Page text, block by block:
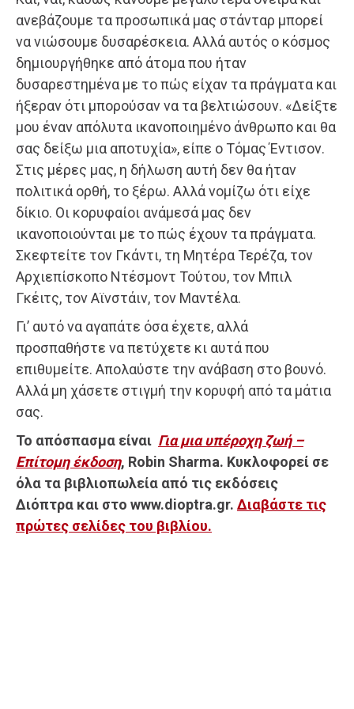
ανεβάζουμε τα προσωπικά μας στάνταρ μπορεί
να νιώσουμε δυσαρέσκεια. Αλλά αυτός ο κόσμος
δημιουργήθηκε από άτομα που ήταν
δυσαρεστημένα με το πώς είχαν τα πράγματα και
ήξεραν ότι μπορούσαν να τα βελτιώσουν. «Δείξτε
μου έναν απόλυτα ικανοποιημένο άνθρωπο και θα
σας δείξω μια αποτυχία», είπε ο Τόμας Έντισον.
Στις μέρες μας, η δήλωση αυτή δεν θα ήταν
πολιτικά ορθή, το ξέρω. Αλλά νομίζω ότι είχε
δίκιο. Οι κορυφαίοι ανάμεσά μας δεν
ικανοποιούνται με το πώς έχουν τα πράγματα.
Σκεφτείτε τον Γκάντι, τη Μητέρα Τερέζα, τον
Αρχιεπίσκοπο Ντέσμοντ Τούτου, τον Μπιλ
Γκέιτς, τον Αϊνστάιν, τον Μαντέλα.
Γι’ αυτό να αγαπάτε όσα έχετε, αλλά
προσπαθήστε να πετύχετε κι αυτά που
επιθυμείτε. Απολαύστε την ανάβαση στο βουνό.
Αλλά μη χάσετε στιγμή την κορυφή από τα μάτια
σας.
Το απόσπασμα είναι Για μια υπέροχη ζωή –
Επίτομη έκδοση, Robin Sharma. Κυκλοφορεί σε
όλα τα βιβλιοπωλεία από τις εκδόσεις
Διόπτρα και στο www.dioptra.gr. Διαβάστε τις
πρώτες σελίδες του βιβλίου.